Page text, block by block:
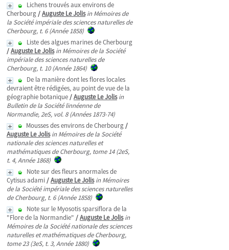
Lichens trouvés aux environs de
Cherbourg/Auguste Le Jolis in Mémoires de
la Société impériale des sciences naturelles de
Cherbourg, t. 6 (Année 1858)
Liste des algues marines de Cherbourg
/Auguste Le Jolis in Mémoires de la Société
impériale des sciences naturelles de
Cherbourg, t. 10 (Année 1864)
De la manière dont les flores locales
devraient être rédigées, au point de vue de la
géographie botanique/Auguste Le Jolis in
Bulletin de la Société linnéenne de
Normandie, 2eS, vol. 8 (Années 1873-74)
Mousses des environs de Cherbourg/
Auguste Le Jolis in Mémoires de la Société
nationale des sciences naturelles et
mathématiques de Cherbourg, tome 14 (2eS,
t. 4, Année 1868)
Note sur des fleurs anormales de
Cytisus adami/Auguste Le Jolis in Mémoires
de la Société impériale des sciences naturelles
de Cherbourg, t. 6 (Année 1858)
Note sur le Myosotis sparsiflora de la
"Flore de la Normandie" /Auguste Le Jolis in
Mémoires de la Société nationale des sciences
naturelles et mathématiques de Cherbourg,
tome 23 (3eS, t. 3, Année 1880)